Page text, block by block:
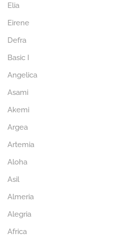
Elia
Eirene
Defra
Basic I
Angelica
Asami
Akemi
Argea
Artemia
Aloha
Asil
Almeria
Alegria
Africa